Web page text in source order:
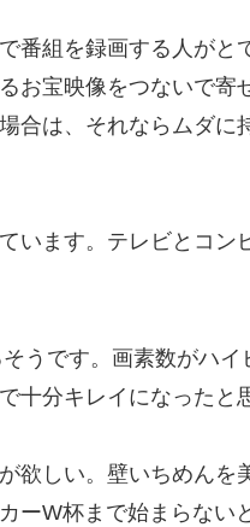
番組を録画する人がと
お宝映像をつないで
合は、それならムダに
います。テレビとコン
そうです。画素数がハ
十分キレイになったと
欲しい。壁いちめん
ーW杯まで始まらない